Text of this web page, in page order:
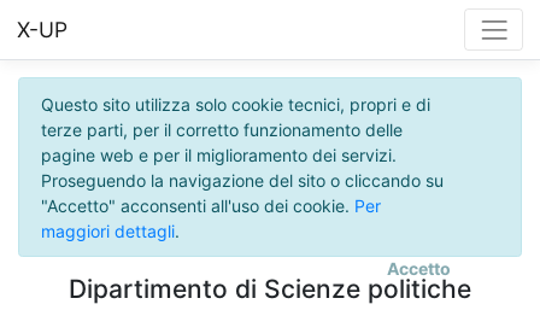
X-UP
Questo sito utilizza solo cookie tecnici, propri e di
terze parti, per il corretto funzionamento delle
pagine web e per il miglioramento dei servizi.
Proseguendo la navigazione del sito o cliccando su
"Accetto" acconsenti all'uso dei cookie. Per
maggiori dettagli.
Accetto
Dipartimento di Scienze politiche